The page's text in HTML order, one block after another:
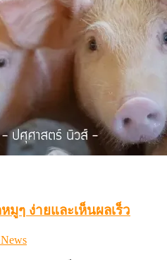
มูๆ ง่ายและเห็นผลเร็ว
News